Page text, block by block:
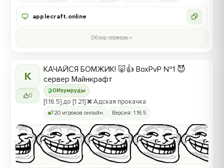
applecraft.online
Обзор сервера
К
0
0 Изумруды
КАЧАЙСЯ БОМЖИК! 🐷👍 BoxPvP №1 😈
сервер Майнкрафт
[1.16.5] до [1.21] ❌ Адская прокачка
720 игроков онлайн Версия: 1.16.5